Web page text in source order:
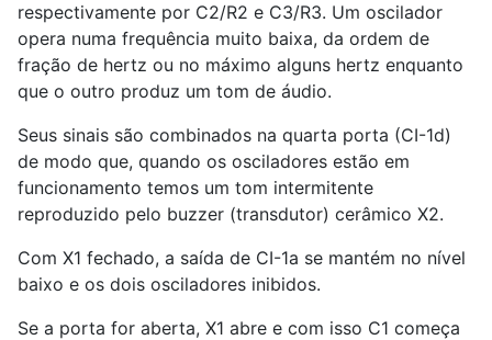
respectivamente por C2/R2 e C3/R3. Um oscilador
opera numa frequência muito baixa, da ordem de
fração de hertz ou no máximo alguns hertz enquanto
que o outro produz um tom de áudio.
Seus sinais são combinados na quarta porta (CI-1d)
de modo que, quando os osciladores estão em
funcionamento temos um tom intermitente
reproduzido pelo buzzer (transdutor) cerâmico X2.
Com X1 fechado, a saída de CI-1a se mantém no nível
baixo e os dois osciladores inibidos.
Se a porta for aberta, X1 abre e com isso C1 começa